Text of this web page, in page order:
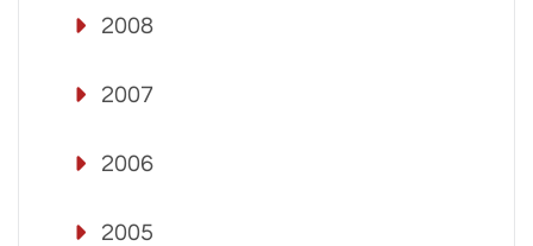
2008
2007
2006
2005